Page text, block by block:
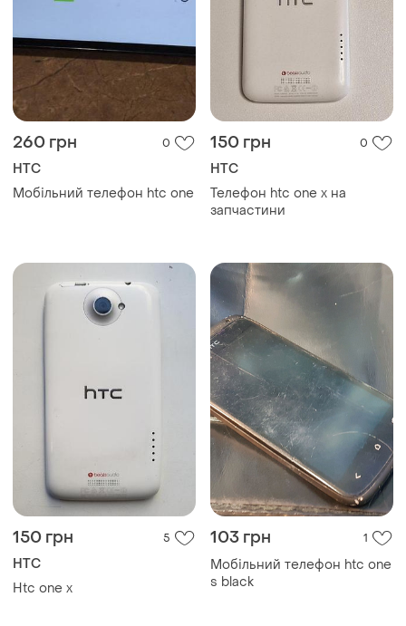
260 грн 0
HTC
Мобільний телефон htc one
150 грн 0
HTC
Телефон htc one x на
запчастини
150 грн 5
HTC
Htc one x
103 грн 1
Мобільний телефон htc one
s black